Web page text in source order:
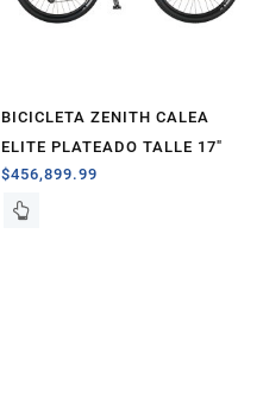
BICICLETA ZENITH CALEA
ELITE PLATEADO TALLE 17″
$456,899.99